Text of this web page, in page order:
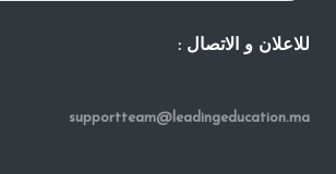
للاعلان و الاتصال :
supportteam@leadingeducation.ma